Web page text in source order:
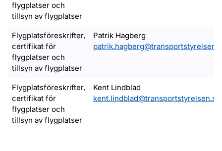
flygplatser och
tillsyn av flygplatser
Flygplatsföreskrifter,
certifikat för
flygplatser och
tillsyn av flygplatser
Patrik Hagberg
Flygplatsföreskrifter,
certifikat för
flygplatser och
tillsyn av flygplatser
Kent Lindblad
kent.lindblad@transportstyrelsen.se